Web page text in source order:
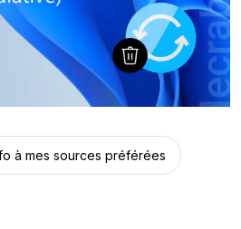
à mes sources préférées